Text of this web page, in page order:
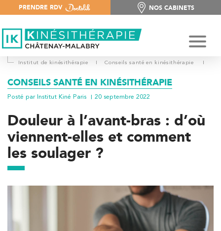
PRENDRE RDV
NOS CABINETS
NOS CABINETS
Institut de kinésithérapie I Conseils santé en kinésithérapie I
CONSEILS SANTÉ EN KINÉSITHÉRAPIE
Posté par Institut Kiné Paris 20 septembre 2022
Douleur à l’avant-bras : d’où
viennent-elles et comment
les soulager ?